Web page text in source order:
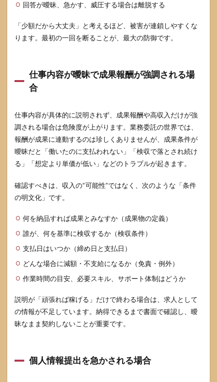
回答が曖昧、急かす、威圧する場合は離脱する
「少額だから大丈夫」と考えるほど、被害が連鎖しやすくな
ります。最初の一回を断ることが、最大の防御です。
仕事内容が曖昧で成果報酬が強調される場
合
仕事内容が具体的に説明されず、成果報酬や高収入だけが強
調される場合は危険度が上がります。業務委託の世界では、
報酬が成果に連動するのは珍しくありませんが、成果条件が
曖昧だと「働いたのに支払われない」「検収で落とされ続け
る」「想定より単価が低い」などのトラブルが起きます。
確認すべきは、収入の“可能性”ではなく、次のような「条件
の明文化」です。
何を納品すれば成果とみなすか（成果物の定義）
誰が、何を基準に検収するか（検収条件）
支払日はいつか（締め日と支払日）
どんな場合に減額・不支給になるか（免責・例外）
作業時間の目安、必要スキル、サポート体制はどうか
説明が「頑張れば稼げる」だけで終わる場合は、求人として
の情報が不足しています。納得できるまで書面で確認し、曖
昧なまま契約しないことが重要です。
個人情報提出を急かされる場合